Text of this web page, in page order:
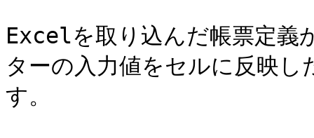
Excelを取り込んだ帳票定義
ターの入力値をセルに反映
す。